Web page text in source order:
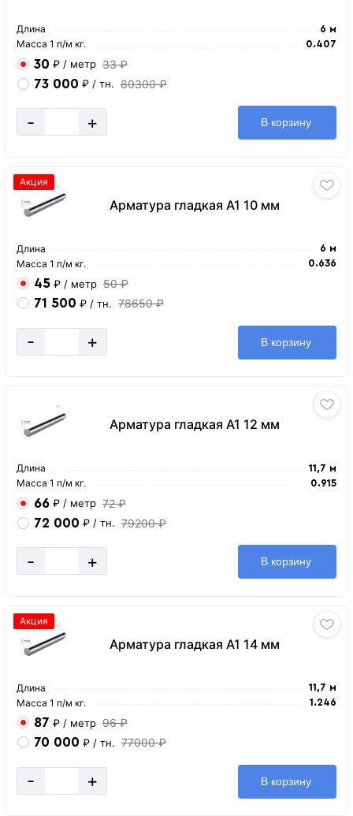
Длина 6 м
Масса 1 п/м кг. 0.407
30 ₽ / метр 33 ₽
73 000 ₽ / тн. 80300 ₽
- + В корзину
Арматура гладкая А1 10 мм
Акция
Длина 6 м
Масса 1 п/м кг. 0.636
45 ₽ / метр 50 ₽
71 500 ₽ / тн. 78650 ₽
- + В корзину
Арматура гладкая А1 12 мм
Длина 11,7 м
Масса 1 п/м кг. 0.915
66 ₽ / метр 72 ₽
72 000 ₽ / тн. 79200 ₽
- + В корзину
Арматура гладкая А1 14 мм
Акция
Длина 11,7 м
Масса 1 п/м кг. 1.246
87 ₽ / метр 96 ₽
70 000 ₽ / тн. 77000 ₽
- + В корзину